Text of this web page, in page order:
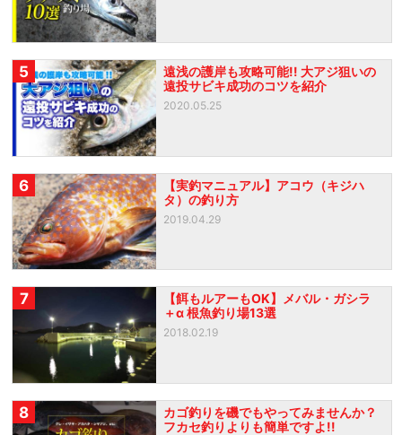
5
遠浅の護岸も攻略可能!! 大アジ狙いの
遠投サビキ成功のコツを紹介
2020.05.25
6
【実釣マニュアル】アコウ（キジハ
タ）の釣り方
2019.04.29
7
【餌もルアーもOK】メバル・ガシラ
＋α 根魚釣り場13選
2018.02.19
8
カゴ釣りを磯でもやってみませんか？
フカセ釣りよりも簡単ですよ!!